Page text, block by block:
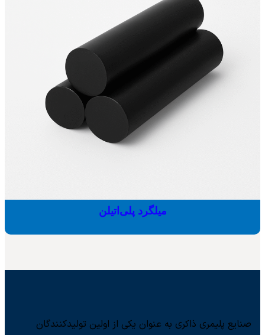
میلگرد پلی‌اتیلن
صنایع پلیمری ذاکری به عنوان یکی از اولین تولیدکنندگان